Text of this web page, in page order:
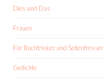
Dies und Das
Frauen
Für Buchtrinker und Seitenfresser
Gedichte